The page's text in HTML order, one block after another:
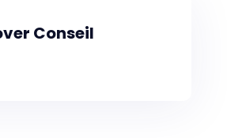
Conseil